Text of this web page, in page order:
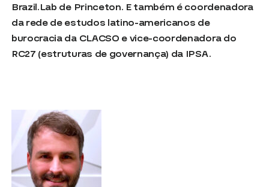
Brazil.Lab de Princeton. E também é coordenadora
da rede de estudos latino-americanos de
burocracia da CLACSO e vice-coordenadora do
RC27 (estruturas de governança) da IPSA.